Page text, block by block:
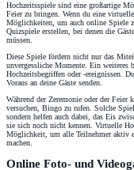
Hochzeitsspiele sind eine großartige
Feier zu bringen. Wenn du eine
Möglichkeiten, um auch online Spiele
Quizspiele erstellen, bei denen die
müssen.
Diese Spiele fördern nicht nur das
unvergessliche Momente. Ein
Hochzeitsbegriffen oder -ereignissen.
Voraus an deine Gäste senden.
Während der Zeremonie oder der Feier
versuchen, Bingo zu rufen. Solche
sondern helfen auch dabei, das Eis
sie sich noch nicht kennen. Virtuelle
Möglichkeit, um alle Teilnehmer aktiv
machen.
Online Foto- und